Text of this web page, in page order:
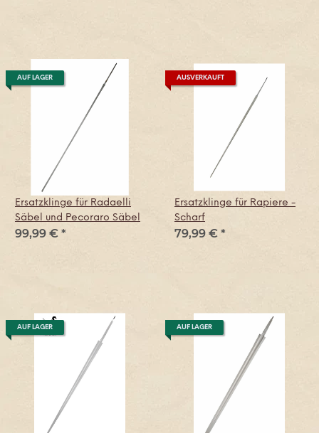
AUF LAGER
Ersatzklinge für Radaelli
Säbel und Pecoraro Säbel
99,99 € *
AUSVERKAUFT
Ersatzklinge für Rapiere -
Scharf
79,99 € *
AUF LAGER AUF LAGER